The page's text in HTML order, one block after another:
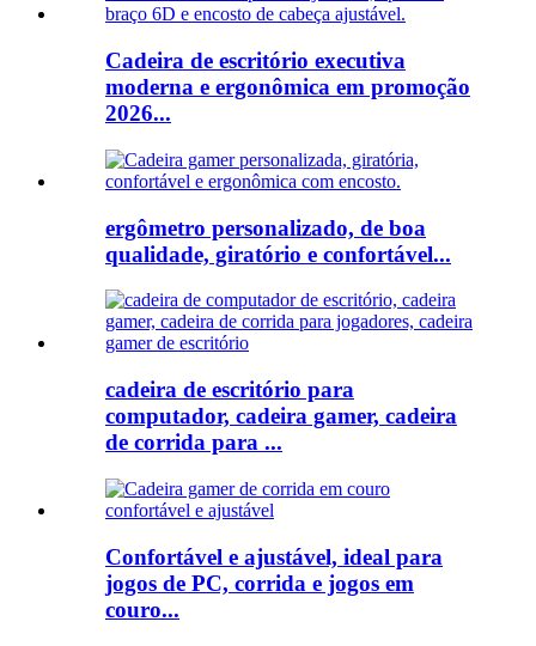
Cadeira de escritório executiva
moderna e ergonômica em promoção
2026...
ergômetro personalizado, de boa
qualidade, giratório e confortável...
cadeira de escritório para
computador, cadeira gamer, cadeira
de corrida para ...
Confortável e ajustável, ideal para
jogos de PC, corrida e jogos em
couro...